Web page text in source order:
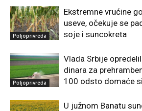
Poljoprivreda
Ekstremne vrućine
useve, očekuje se
soje i suncokreta
Poljoprivreda
Vlada Srbije
dinara za
100 odsto domaće
U južnom Banatu